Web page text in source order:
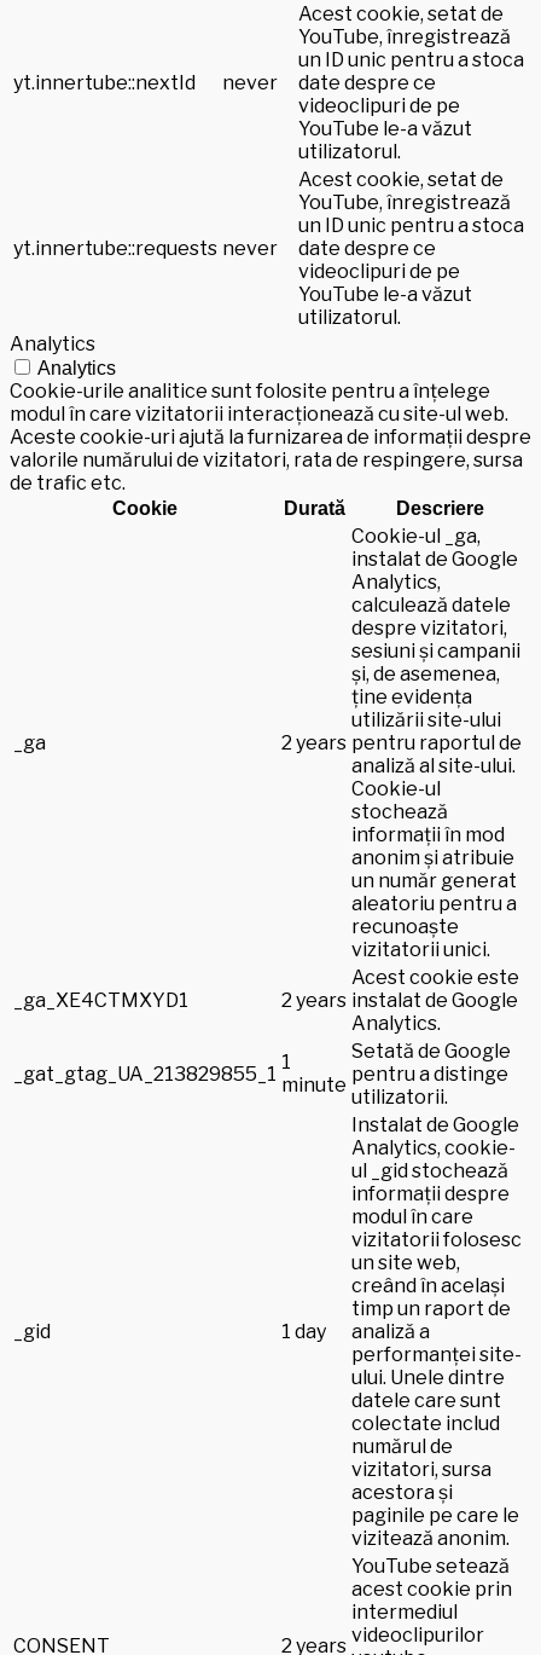
yt.innertube::nextId never
Acest cookie, setat de
YouTube, înregistrează
un ID unic pentru a stoca
date despre ce
videoclipuri de pe
YouTube le-a văzut
utilizatorul.
yt.innertube::requests never
Acest cookie, setat de
YouTube, înregistrează
un ID unic pentru a stoca
date despre ce
videoclipuri de pe
YouTube le-a văzut
utilizatorul.
Analytics
Analytics
Cookie-urile analitice sunt folosite pentru a înțelege
modul în care vizitatorii interacționează cu site-ul web.
Aceste cookie-uri ajută la furnizarea de informații despre
valorile numărului de vizitatori, rata de respingere, sursa
de trafic etc.
Cookie Durată Descriere
_ga 2 years
Cookie-ul _ga,
instalat de Google
Analytics,
calculează datele
despre vizitatori,
sesiuni și campanii
și, de asemenea,
ține evidența
utilizării site-ului
pentru raportul de
analiză al site-ului.
Cookie-ul
stochează
informații în mod
anonim și atribuie
un număr generat
aleatoriu pentru a
recunoaște
vizitatorii unici.
_ga_XE4CTMXYD1 2 years
Acest cookie este
instalat de Google
Analytics.
_gat_gtag_UA_213829855_1
1
minute
Setată de Google
pentru a distinge
utilizatorii.
_gid 1 day
Instalat de Google
Analytics, cookie-
ul _gid stochează
informații despre
modul în care
vizitatorii folosesc
un site web,
creând în același
timp un raport de
analiză a
performanței site-
ului. Unele dintre
datele care sunt
colectate includ
numărul de
vizitatori, sursa
acestora și
paginile pe care le
vizitează anonim.
CONSENT 2 years
YouTube setează
acest cookie prin
intermediul
videoclipurilor